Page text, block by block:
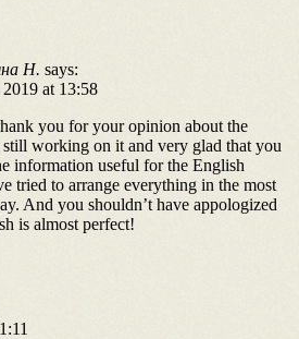
Н. says:
at 13:58
you for your opinion about the
working on it and very glad that you
information useful for the English
tried to arrange everything in the most
And you shouldn’t have appologized
is almost perfect!